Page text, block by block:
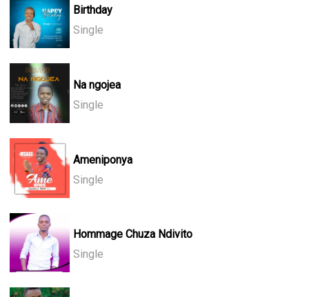
Birthday
Single
Na ngojea
Single
Ameniponya
Single
Hommage Chuza Ndivito
Single